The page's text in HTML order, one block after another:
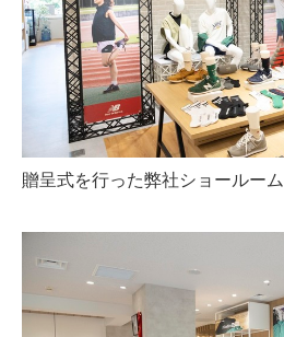
贈呈式を行った弊社ショールーム